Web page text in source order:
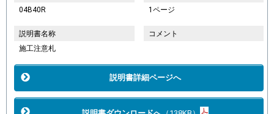
04B40R
1ページ
説明書名称
施工注意札
コメント
説明書詳細ページへ